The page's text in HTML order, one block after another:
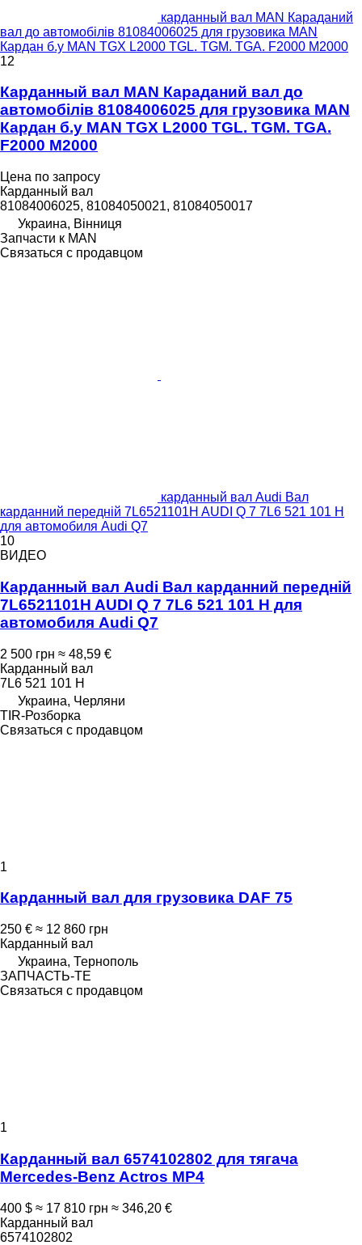
карданный вал MAN Караданий
вал до автомобілів 81084006025 для грузовика MAN
Кардан б.у MAN TGX L2000 TGL. TGM. TGA. F2000 M2000
12
Карданный вал MAN Караданий вал до
автомобілів 81084006025 для грузовика MAN
Кардан б.у MAN TGX L2000 TGL. TGM. TGA.
F2000 M2000
Цена по запросу
Карданный вал
81084006025, 81084050021, 81084050017
Украина, Вінниця
Запчасти к MAN
Связаться с продавцом
карданный вал Audi Вал
карданний передній 7L6521101H AUDI Q 7 7L6 521 101 H
для автомобиля Audi Q7
10
ВИДЕО
Карданный вал Audi Вал карданний передній
7L6521101H AUDI Q 7 7L6 521 101 H для
автомобиля Audi Q7
2 500 грн ≈ 48,59 €
Карданный вал
7L6 521 101 H
Украина, Черляни
TIR-Розборка
Связаться с продавцом
1
Карданный вал для грузовика DAF 75
250 € ≈ 12 860 грн
Карданный вал
Украина, Тернополь
ЗАПЧАСТЬ-ТЕ
Связаться с продавцом
1
Карданный вал 6574102802 для тягача
Mercedes-Benz Actros MP4
400 $ ≈ 17 810 грн ≈ 346,20 €
Карданный вал
6574102802